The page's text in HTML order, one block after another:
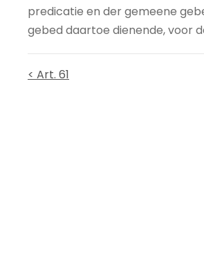
predicatie en der gemeene
gebed daartoe dienende, voor
< Art. 61